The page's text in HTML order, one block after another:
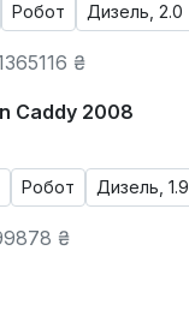
Робот Дизель, 2.0
₴
Caddy 2008
Робот Дизель, 1.9
₴